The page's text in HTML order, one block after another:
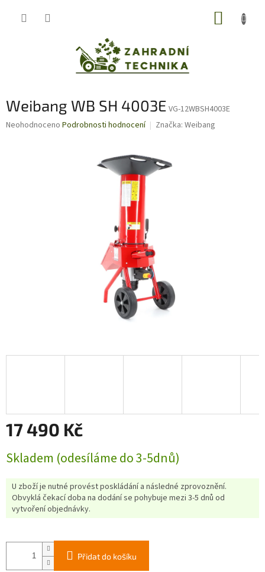
Weibang WB SH 4003E VG-12WBSH4003E
Průměrné
Neohodnoceno Podrobnosti hodnocení Značka: Weibang
17 490 Kč
cena:
Skladem (odesíláme do 3-5dnů)
U zboží je nutné provést poskládání a následné zprovoznění.
Obvyklá čekací doba na dodání se pohybuje mezi 3-5 dnů od
vytvoření objednávky.
Přidat do košíku